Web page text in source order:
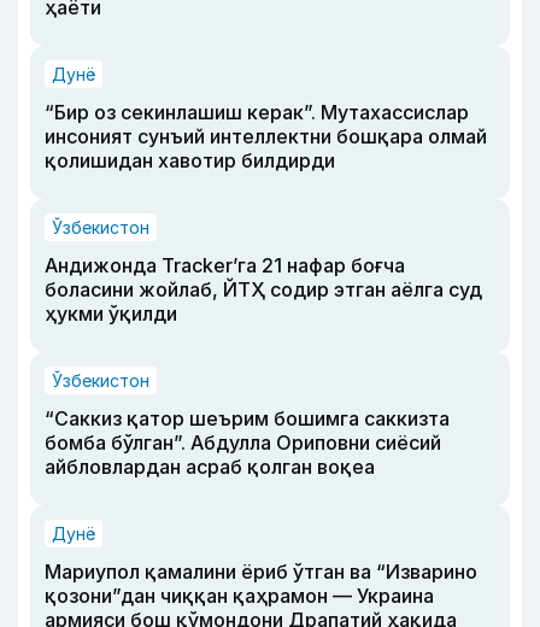
ҳаёти
Дунё
“Бир оз секинлашиш керак”. Мутахассислар
инсоният сунъий интеллектни бошқара олмай
қолишидан хавотир билдирди
Ўзбекистон
Андижонда Tracker’га 21 нафар боғча
боласини жойлаб, ЙТҲ содир этган аёлга суд
ҳукми ўқилди
Ўзбекистон
“Саккиз қатор шеърим бошимга саккизта
бомба бўлган”. Абдулла Ориповни сиёсий
айбловлардан асраб қолган воқеа
Дунё
Мариупол қамалини ёриб ўтган ва “Изварино
қозони”дан чиққан қаҳрамон — Украина
армияси бош қўмондони Драпатий ҳақида